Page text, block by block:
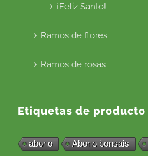
¡Feliz Santo!
Ramos de flores
Ramos de rosas
Etiquetas de producto
abono Abono bonsais